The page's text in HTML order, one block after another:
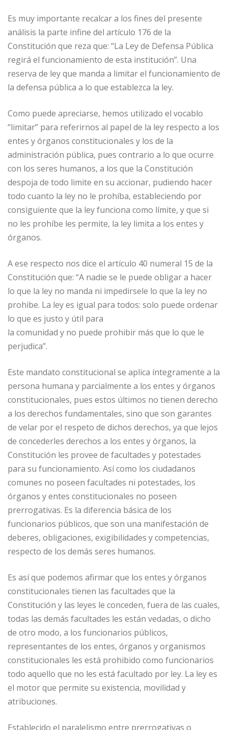
Es muy importante recalcar a los fines del presente
análisis la parte infine del artículo 176 de la
Constitución que reza que: “La Ley de Defensa Pública
regirá el funcionamiento de esta institución”. Una
reserva de ley que manda a limitar el funcionamiento de
la defensa pública a lo que establezca la ley.
Como puede apreciarse, hemos utilizado el vocablo
“limitar” para referirnos al papel de la ley respecto a los
entes y órganos constitucionales y los de la
administración pública, pues contrario a lo que ocurre
con los seres humanos, a los que la Constitución
despoja de todo limite en su accionar, pudiendo hacer
todo cuanto la ley no le prohíba, estableciendo por
consiguiente que la ley funciona como límite, y que si
no les prohíbe les permite, la ley limita a los entes y
órganos.
A ese respecto nos dice el artículo 40 numeral 15 de la
Constitución que: “A nadie se le puede obligar a hacer
lo que la ley no manda ni impedirsele lo que la ley no
prohibe. La ley es igual para todos: solo puede ordenar
lo que es justo y útil para
la comunidad y no puede prohibir más que lo que le
perjudica”.
Este mandato constitucional se aplica íntegramente a la
persona humana y parcialmente a los entes y órganos
constitucionales, pues estos últimos no tienen derecho
a los derechos fundamentales, sino que son garantes
de velar por el respeto de dichos derechos, ya que lejos
de concederles derechos a los entes y órganos, la
Constitución les provee de facultades y potestades
para su funcionamiento. Así como los ciudadanos
comunes no poseen facultades ni potestades, los
órganos y entes constitucionales no poseen
prerrogativas. Es la diferencia básica de los
funcionarios públicos, que son una manifestación de
deberes, obligaciones, exigibilidades y competencias,
respecto de los demás seres humanos.
Es así que podemos afirmar que los entes y órganos
constitucionales tienen las facultades que la
Constitución y las leyes le conceden, fuera de las cuales,
todas las demás facultades les están vedadas, o dicho
de otro modo, a los funcionarios públicos,
representantes de los entes, órganos y organismos
constitucionales les está prohibido como funcionarios
todo aquello que no les está facultado por ley. La ley es
el motor que permite su existencia, movilidad y
atribuciones.
Establecido el paralelismo entre prerrogativas o